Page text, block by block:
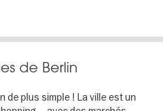
Berlin
de Berlin
de plus simple ! La ville est un